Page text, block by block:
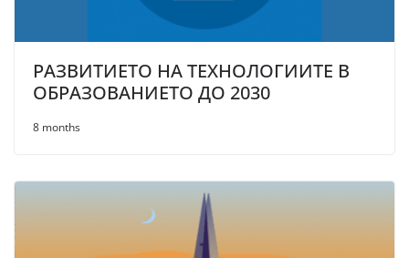
РАЗВИТИЕТО НА ТЕХНОЛОГИИТЕ В
ОБРАЗОВАНИЕТО ДО 2030
8 months